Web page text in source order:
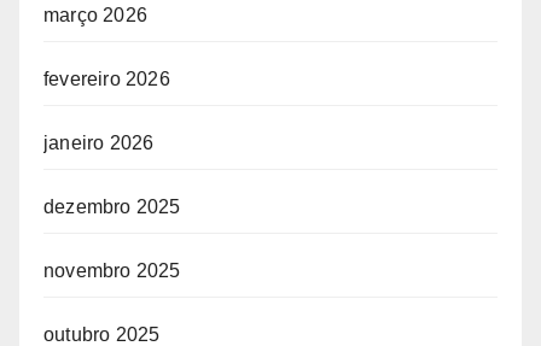
março 2026
fevereiro 2026
janeiro 2026
dezembro 2025
novembro 2025
outubro 2025